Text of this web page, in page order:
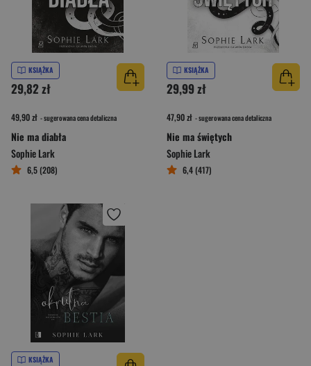
KSIĄŻKA
29,82 zł
49,90 zł - sugerowana cena detaliczna
Nie ma diabła
Sophie Lark
6,5 (208)
KSIĄŻKA
29,99 zł
47,90 zł - sugerowana cena detaliczna
Nie ma świętych
Sophie Lark
6,4 (417)
KSIĄŻKA